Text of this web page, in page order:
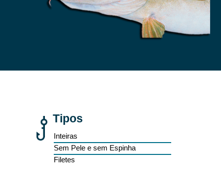
Tipos
Inteiras
Sem Pele e sem Espinha
Filetes